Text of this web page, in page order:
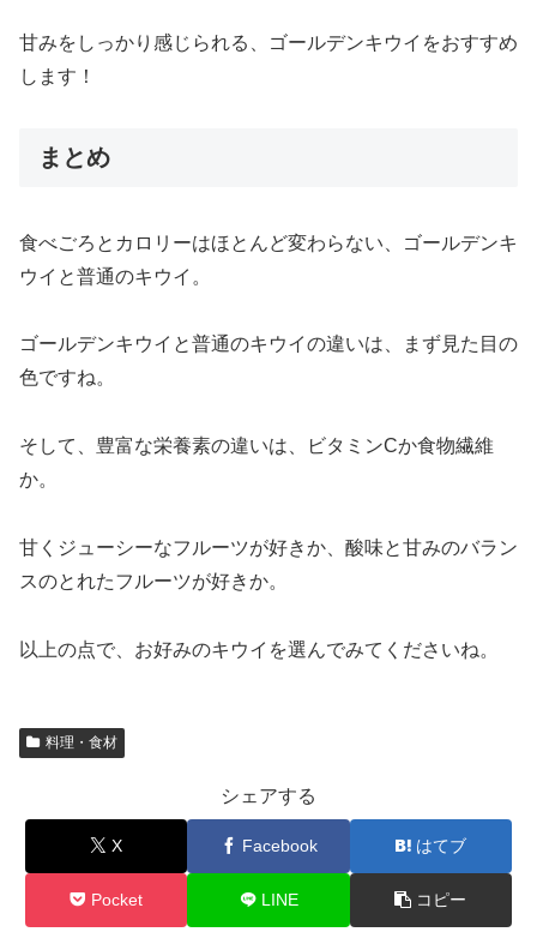
甘みをしっかり感じられる、ゴールデンキウイをおすすめ
します！
まとめ
食べごろとカロリーはほとんど変わらない、ゴールデンキ
ウイと普通のキウイ。
ゴールデンキウイと普通のキウイの違いは、まず見た目の
色ですね。
そして、豊富な栄養素の違いは、ビタミンCか食物繊維
か。
甘くジューシーなフルーツが好きか、酸味と甘みのバラン
スのとれたフルーツが好きか。
以上の点で、お好みのキウイを選んでみてくださいね。
料理・食材
シェアする
X Facebook はてブ
Pocket LINE コピー